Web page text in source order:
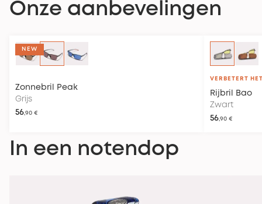
Onze aanbevelingen
NEW
Zonnebril
Peak
Grijs
56,90 €
VERBETERT
Rijbril
Bao
Zwart
56,90 €
In een notendop